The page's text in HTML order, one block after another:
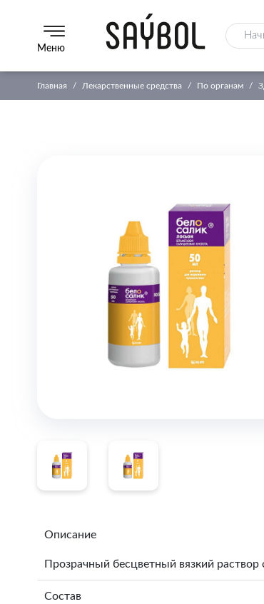
Меню
Главная Лекарственные средства По органам
Описание
Прозрачный бесцветный вязкий раствор
Состав